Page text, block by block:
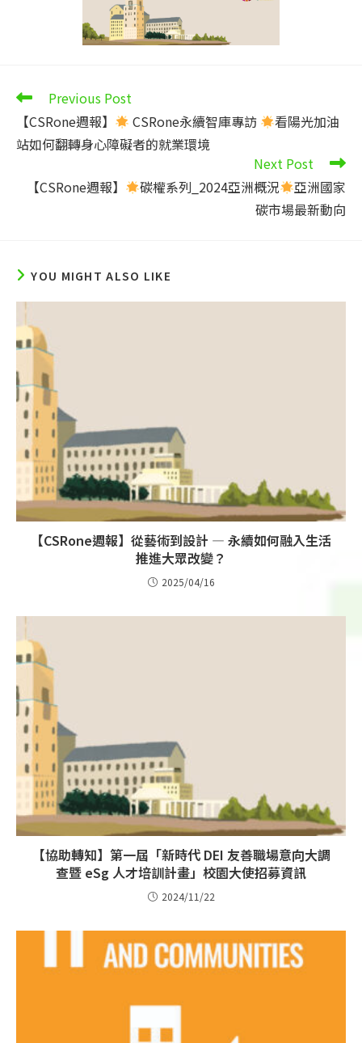
Read
more
articles
Previous Post
【CSRone週報】
CSRone永續智庫專訪
看陽光加油
站如何翻轉身心障礙者的就業環境
Next Post
【CSRone週報】
碳權系列_2024亞洲概況
亞洲國家
碳市場最新動向
YOU MIGHT ALSO LIKE
【CSRone週報】從藝術到設計 — 永續如何融入生活
推進大眾改變？
2025/04/16
【協助轉知】第一屆「新時代 DEI 友善職場意向大調
查暨 eSg 人才培訓計畫」校園大使招募資訊
2024/11/22